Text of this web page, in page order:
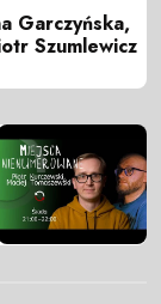
Garczyńska,
Szumlewicz